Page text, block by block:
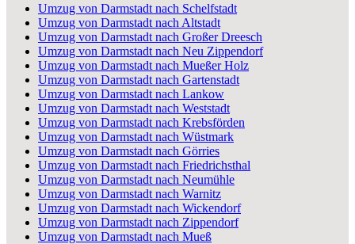
Umzug von Darmstadt nach Schelfstadt
Umzug von Darmstadt nach Altstadt
Umzug von Darmstadt nach Großer Dreesch
Umzug von Darmstadt nach Neu Zippendorf
Umzug von Darmstadt nach Mueßer Holz
Umzug von Darmstadt nach Gartenstadt
Umzug von Darmstadt nach Lankow
Umzug von Darmstadt nach Weststadt
Umzug von Darmstadt nach Krebsförden
Umzug von Darmstadt nach Wüstmark
Umzug von Darmstadt nach Görries
Umzug von Darmstadt nach Friedrichsthal
Umzug von Darmstadt nach Neumühle
Umzug von Darmstadt nach Warnitz
Umzug von Darmstadt nach Wickendorf
Umzug von Darmstadt nach Zippendorf
Umzug von Darmstadt nach Mueß